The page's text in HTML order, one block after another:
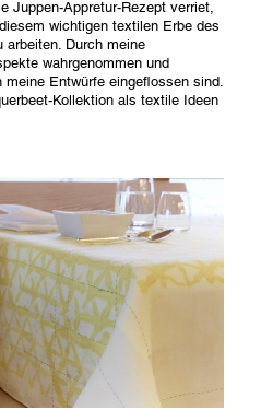
Juppen-Appretur-Rezept verriet,
wichtigen textilen Erbe des
arbeiten. Durch meine
wahrgenommen und
Entwürfe eingeflossen sind.
Kollektion als textile Ideen
meinen Newsletter an, um
Kurse nicht zu verpassen.
1x monatlich.